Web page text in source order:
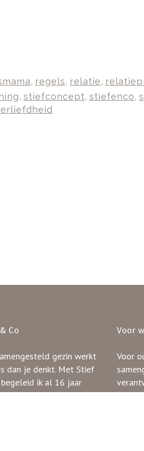
, regels, relatie,
, stiefconcept, stiefenco,
Co
gezin werkt
dan je denkt. Met Stief
ik al 16 jaar
in het doorzien van
Voor
Voor
voor